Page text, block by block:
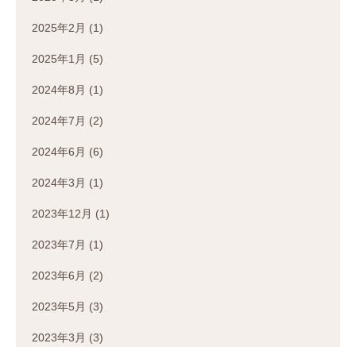
2025年2月 (1)
2025年1月 (5)
2024年8月 (1)
2024年7月 (2)
2024年6月 (6)
2024年3月 (1)
2023年12月 (1)
2023年7月 (1)
2023年6月 (2)
2023年5月 (3)
2023年3月 (3)